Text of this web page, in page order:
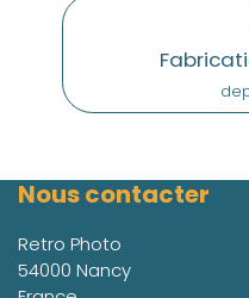
Nous contacter
Retro Photo
54000 Nancy